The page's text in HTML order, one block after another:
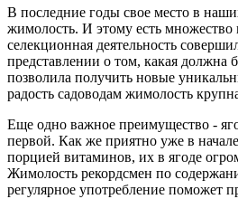
В последние годы свое место в
жимолость. И этому есть
селекционная деятельность
представлении о том, какая должна
позволила получить новые
радость садоводам жимолость
Еще одно важное преимущество -
первой. Как же приятно уже в начале
порцией витаминов, их в ягоде
Жимолость рекордсмен по
регулярное употребление поможет